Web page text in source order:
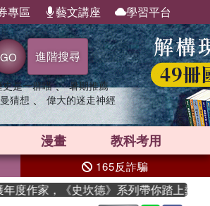
專區 藝文講座 學習平台
GO 進階搜尋
是一群喵 、 暑期推薦
猜想 、 偉大的迷走神經
漫畫 教科考用
165反詐騙
作家，《史坎德》系列帶你踏上熱血奇幻